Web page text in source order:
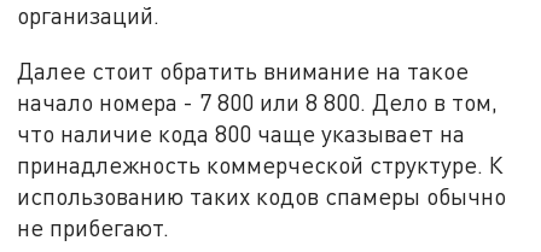
организаций.
Далее стоит обратить внимание на такое
начало номера - 7 800 или 8 800. Дело в том,
что наличие кода 800 чаще указывает на
принадлежность коммерческой структуре. К
использованию таких кодов спамеры обычно
не прибегают.